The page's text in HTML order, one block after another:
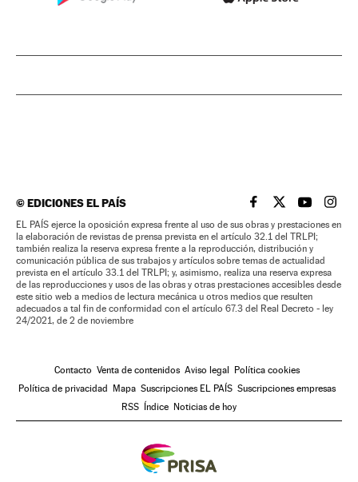
©EDICIONES EL PAÍS EL PAÍS BRASIL EN
EL PAÍSEL PAÍS
EL
EL PAÍS ejerce la oposición expresa frente al uso de sus obras y prestaciones en
la elaboración de revistas de prensa prevista en el artículo 32.1 del TRLPI;
también realiza la reserva expresa frente a la reproducción, distribución y
comunicación pública de sus trabajos y artículos sobre temas de actualidad
prevista en el artículo 33.1 del TRLPI; y, asimismo, realiza una reserva expresa
de las reproducciones y usos de las obras y otras prestaciones accesibles desde
este sitio web a medios de lectura mecánica u otros medios que resulten
adecuados a tal fin de conformidad con el artículo 67.3 del Real Decreto - ley
24/2021, de 2 de noviembre
Contacto Venta de contenidos Aviso legal Política cookies
Política de privacidad Mapa Suscripciones EL PAÍS Suscripciones empresas
RSS Índice Noticias de hoy